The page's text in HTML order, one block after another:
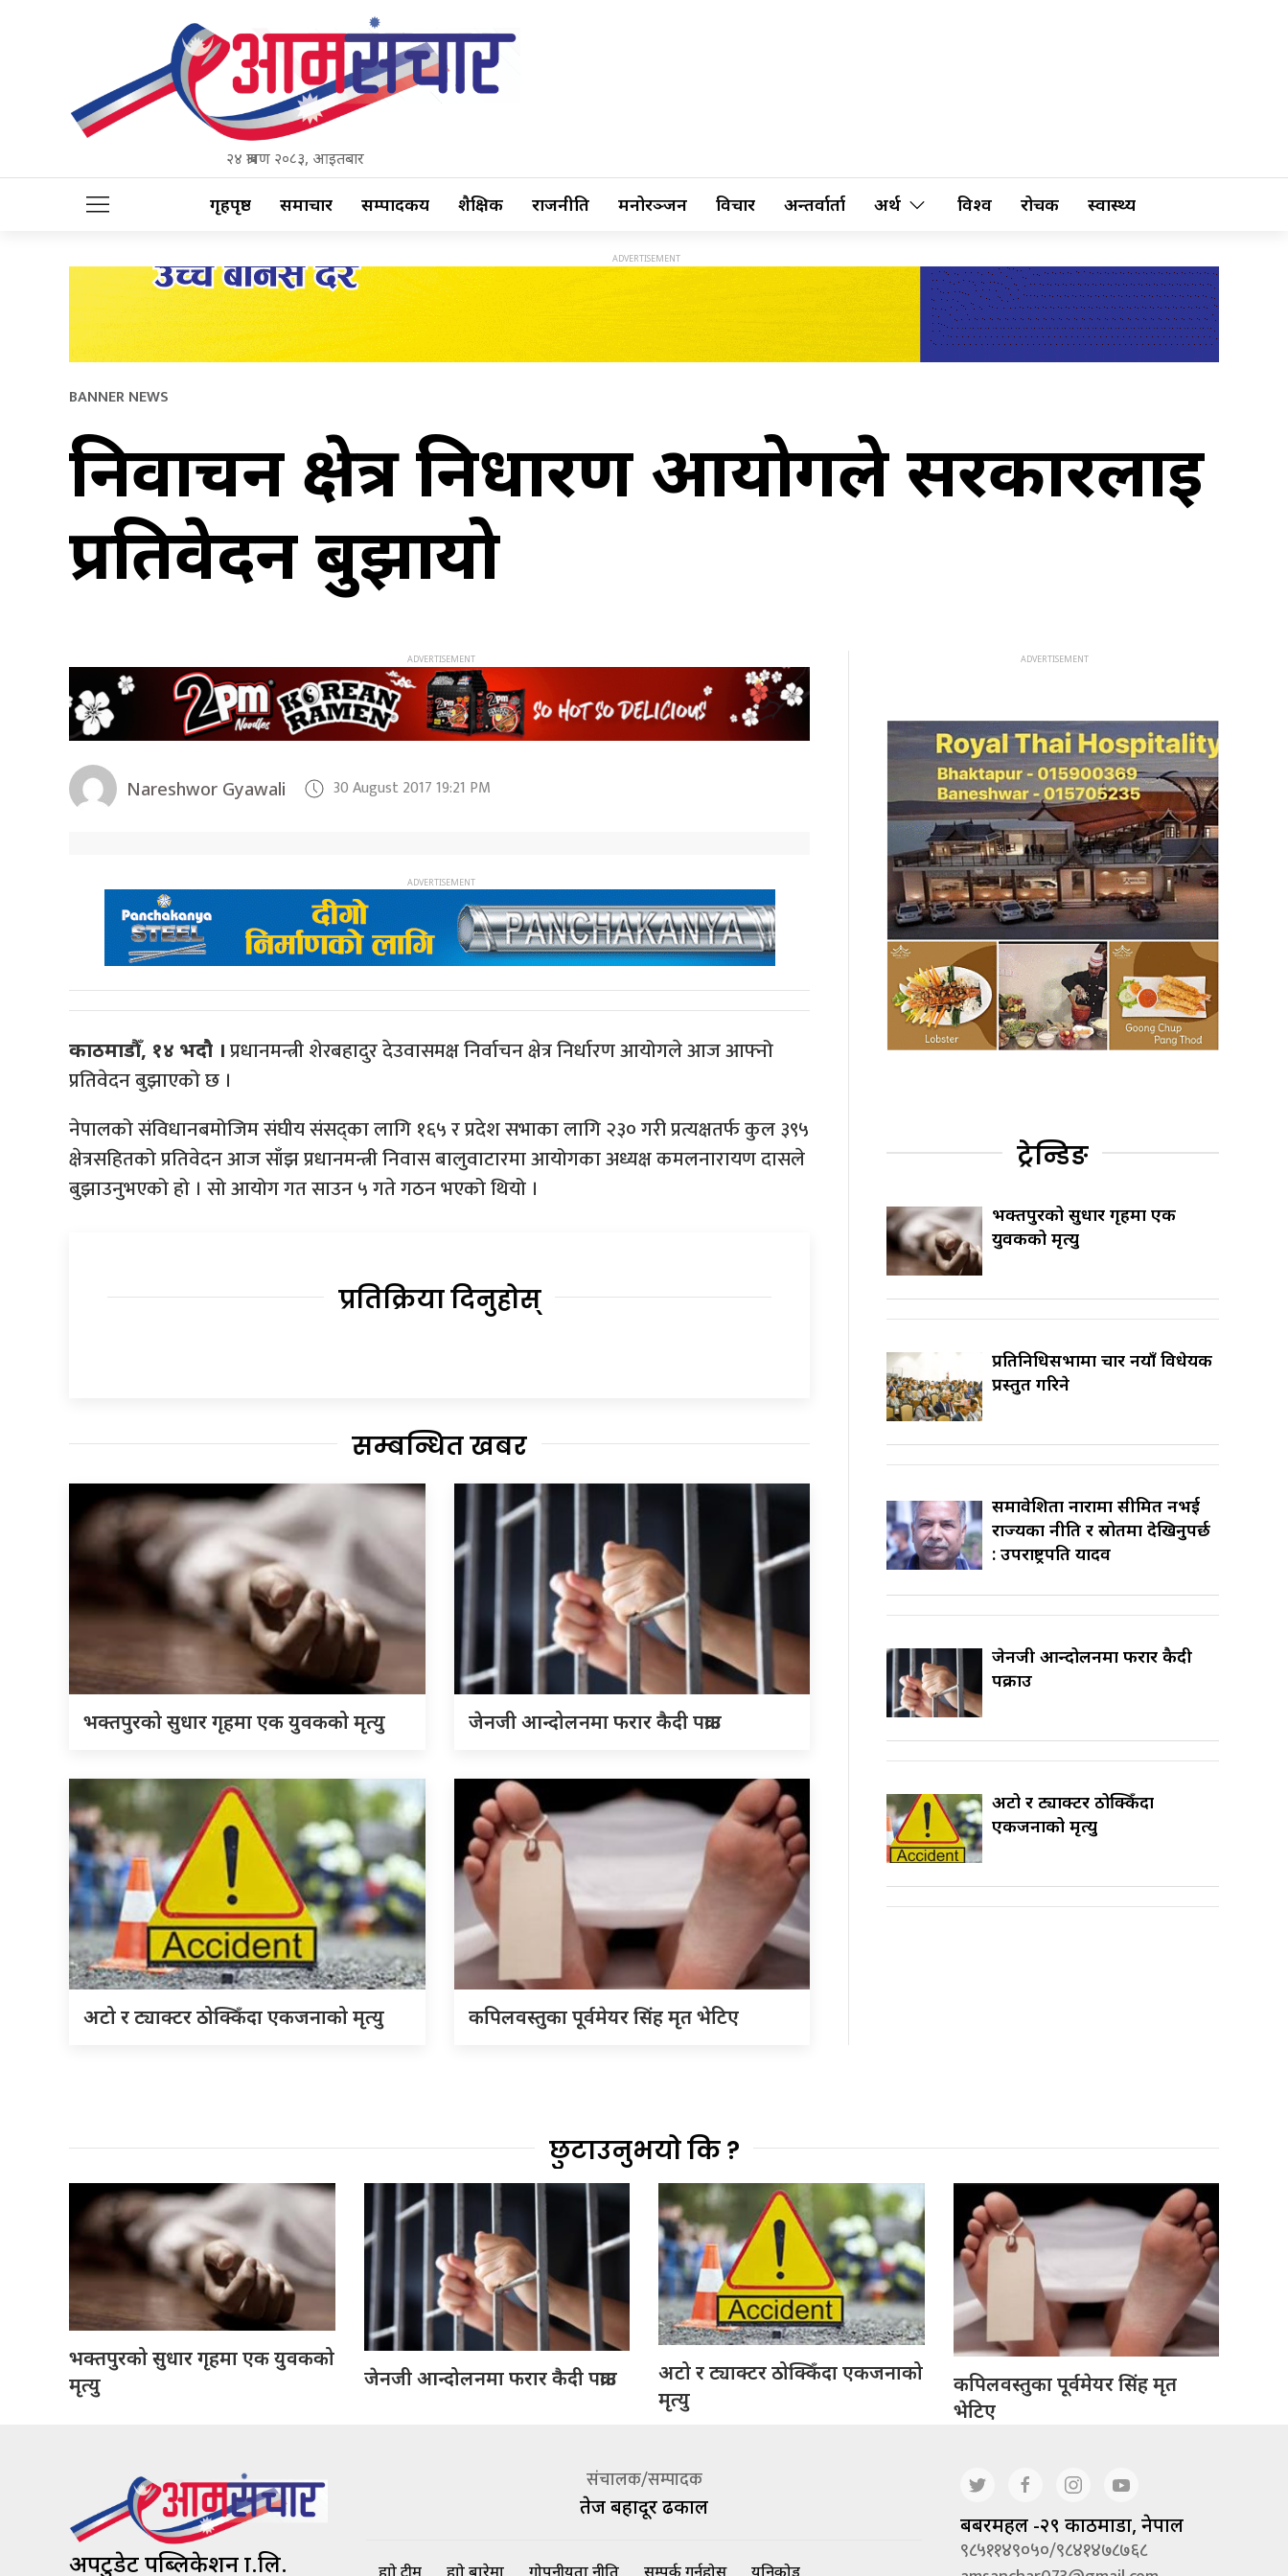
२४ श्रावण २०८३, आइतबार
गृहपृष्ठ समाचार सम्पादकीय शैक्षिक राजनीति मनोरञ्जन विचार अन्तर्वार्ता अर्थ विश्व रोचक स्वास्थ्य
BANNER NEWS
निर्वाचन क्षेत्र निर्धारण आयोगले सरकारलाई
प्रतिवेदन बुझायो
Nareshwor Gyawali 30 August 2017 19:21 PM
काठमाडौँ, १४ भदौ । प्रधानमन्त्री शेरबहादुर देउवासमक्ष निर्वाचन क्षेत्र निर्धारण आयोगले आज आफ्नो
प्रतिवेदन बुझाएको छ ।
नेपालको संविधानबमोजिम संघीय संसद्का लागि १६५ र प्रदेश सभाका लागि २३० गरी प्रत्यक्षतर्फ कुल ३९५
क्षेत्रसहितको प्रतिवेदन आज साँझ प्रधानमन्त्री निवास बालुवाटारमा आयोगका अध्यक्ष कमलनारायण दासले
बुझाउनुभएको हो । सो आयोग गत साउन ५ गते गठन भएको थियो ।
प्रतिक्रिया दिनुहोस्
सम्बन्धित खबर
भक्तपुरको सुधार गृहमा एक युवकको मृत्यु जेनजी आन्दोलनमा फरार कैदी पक्राउ
अटो र ट्याक्टर ठोक्किँदा एकजनाको मृत्यु कपिलवस्तुका पूर्वमेयर सिंह मृत भेटिए
ट्रेन्डिङ
भक्तपुरको सुधार गृहमा एक
युवकको मृत्यु
प्रतिनिधिसभामा चार नयाँ विधेयक
प्रस्तुत गरिने
समावेशिता नारामा सीमित नभई
राज्यका नीति र स्रोतमा देखिनुपर्छ
: उपराष्ट्रपति यादव
जेनजी आन्दोलनमा फरार कैदी
पक्राउ
अटो र ट्याक्टर ठोक्किँदा
एकजनाको मृत्यु
छुटाउनुभयो कि ?
भक्तपुरको सुधार गृहमा एक युवकको
मृत्यु
जेनजी आन्दोलनमा फरार कैदी पक्राउ
अटो र ट्याक्टर ठोक्किँदा एकजनाको
मृत्यु
कपिलवस्तुका पूर्वमेयर सिंह मृत
भेटिए
अपटुडेट पब्लिकेशन प्रा.लि.
संचालक/सम्पादक
तेज बहादूर ढकाल
हाम्रो टीम हाम्रो बारेमा गोपनीयता नीति सम्पर्क गर्नुहोस् यूनिकोड
बबरमहल -२९ काठमाडौं, नेपाल
९८५११४९०५०/९८४१४७८७६८